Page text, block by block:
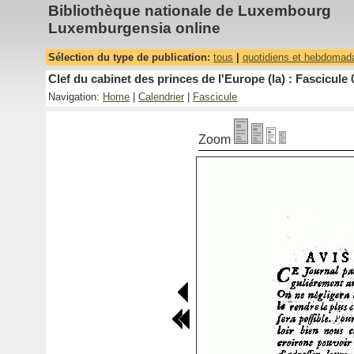
Bibliothèque nationale de Luxembourg
Luxemburgensia online
Sélection du type de publication: tous quotidiens et
Clef du cabinet des princes de l'Europe (la) : Fascicule
Navigation: Home Calendrier Fascicule
Zoom